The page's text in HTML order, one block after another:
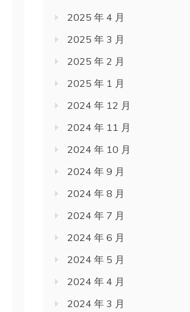
2025 年 4 月
2025 年 3 月
2025 年 2 月
2025 年 1 月
2024 年 12 月
2024 年 11 月
2024 年 10 月
2024 年 9 月
2024 年 8 月
2024 年 7 月
2024 年 6 月
2024 年 5 月
2024 年 4 月
2024 年 3 月